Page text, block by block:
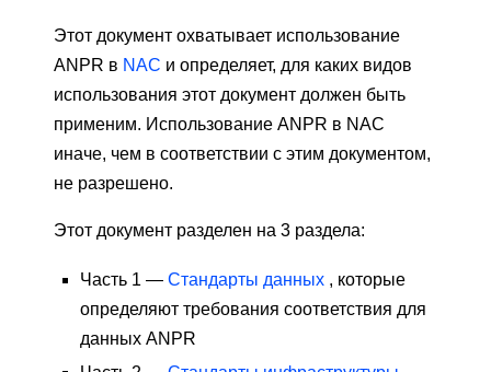
Этот документ охватывает использование
ANPR в NAC и определяет, для каких видов
использования этот документ должен быть
применим. Использование ANPR в NAC
иначе, чем в соответствии с этим документом,
не разрешено.
Этот документ разделен на 3 раздела:
Часть 1 — Стандарты данных , которые
определяют требования соответствия для
данных ANPR